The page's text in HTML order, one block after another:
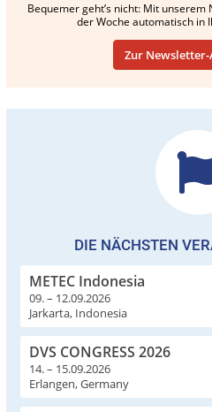
Bequemer geht’s nicht: Mit
der Woche automatisch in
Zur
DIE NÄCHSTEN
METEC Indonesia
09. – 12.09.2026
Jarkarta, Indonesia
DVS CONGRESS 2026
14. – 15.09.2026
Erlangen, Germany